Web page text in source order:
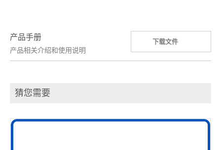
产品手册
产品相关介绍和使用说明
下载文件
猜您需要